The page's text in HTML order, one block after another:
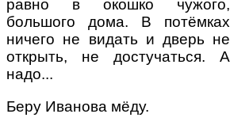
равно в окошко чужого,
большого дома. В потёмках
ничего не видать и дверь не
открыть, не достучаться. А
надо...
Беру Иванова мёду.